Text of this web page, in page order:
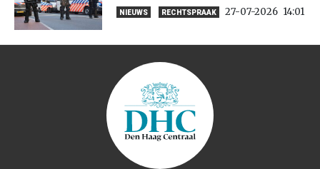
NIEUWS RECHTSPRAAK 27-07-2026 14:01